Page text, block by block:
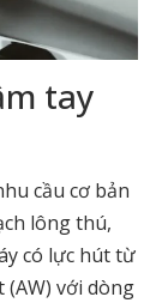
tay
cầu cơ bản
lông thú,
có lực hút từ
(AW) với dòng